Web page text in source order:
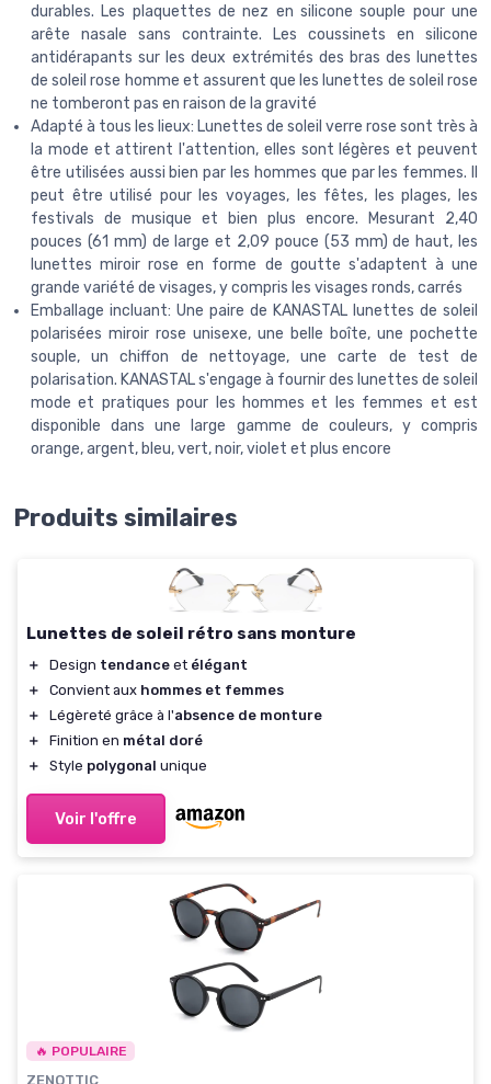
durables. Les plaquettes de nez en silicone souple pour une
arête nasale sans contrainte. Les coussinets en silicone
antidérapants sur les deux extrémités des bras des lunettes
de soleil rose homme et assurent que les lunettes de soleil rose
ne tomberont pas en raison de la gravité
Adapté à tous les lieux: Lunettes de soleil verre rose sont très à
la mode et attirent l'attention, elles sont légères et peuvent
être utilisées aussi bien par les hommes que par les femmes. Il
peut être utilisé pour les voyages, les fêtes, les plages, les
festivals de musique et bien plus encore. Mesurant 2,40
pouces (61 mm) de large et 2,09 pouce (53 mm) de haut, les
lunettes miroir rose en forme de goutte s'adaptent à une
grande variété de visages, y compris les visages ronds, carrés
Emballage incluant: Une paire de KANASTAL lunettes de soleil
polarisées miroir rose unisexe, une belle boîte, une pochette
souple, un chiffon de nettoyage, une carte de test de
polarisation. KANASTAL s'engage à fournir des lunettes de soleil
mode et pratiques pour les hommes et les femmes et est
disponible dans une large gamme de couleurs, y compris
orange, argent, bleu, vert, noir, violet et plus encore
Produits similaires
Lunettes de soleil rétro sans monture
＋ Design tendance et élégant
＋
Convient aux hommes et femmes
＋
Légèreté grâce à l'absence de monture
＋
Finition en métal doré
＋
Style polygonal unique
Voir l'offre
🔥 POPULAIRE
ZENOTTIC